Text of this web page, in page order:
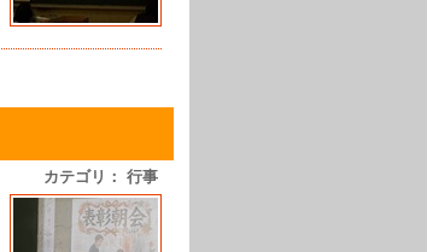
カテゴリ： 行事